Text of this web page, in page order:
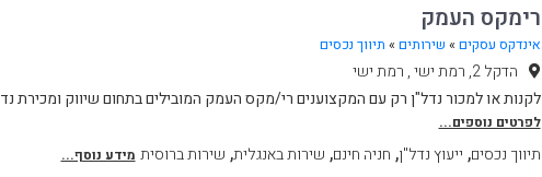
רימקס העמק
אינדקס עסקים » שירותים » תיווך נכסים
הדקל 2, רמת ישי , רמת ישי
לקנות או למכור נדל"ן רק עם המקצוענים רי/מקס העמק המובילים בתחום שיווק ומכירת נד
לפרטים נוספים...
תיווך נכסים, ייעוץ נדל"ן, חניה חינם, שירות באנגלית, שירות ברוסית מידע נוסף...